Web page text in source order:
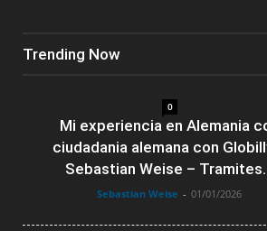
Trending Now
0
Mi experiencia en Alemania
ciudadania alemana con
Sebastian Weise –
Sebastian Weise - 01/01/2026